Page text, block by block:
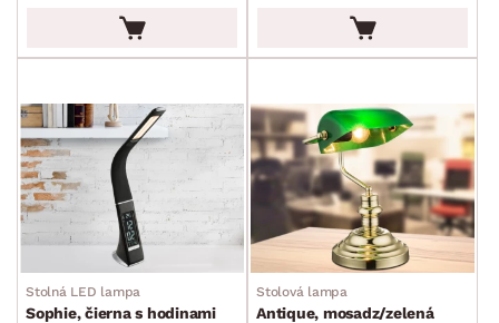
Stolná LED lampa
Sophie, čierna s hodinami
Stolová lampa
Antique, mosadz/zelená